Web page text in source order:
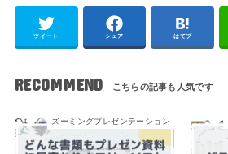
ツイート シェア はてブ
RECOMMEND
ズーミングプレゼンテーション